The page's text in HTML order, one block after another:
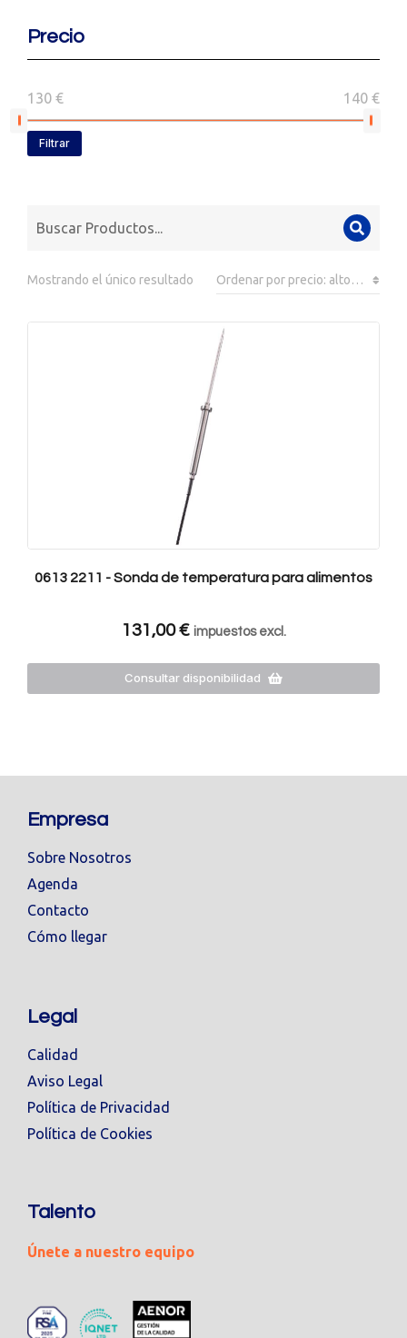
Precio
130 € 140 €
Filtrar
Mostrando el único resultado
0613 2211 - Sonda de temperatura para alimentos
131,00€ impuestos excl.
Consultar disponibilidad
Empresa
Sobre Nosotros
Agenda
Contacto
Cómo llegar
Legal
Calidad
Aviso Legal
Política de Privacidad
Política de Cookies
Talento
Únete a nuestro equipo